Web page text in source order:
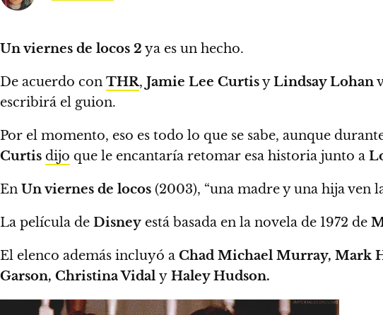
Un viernes de locos 2 ya es un hecho.
De acuerdo con THR, Jamie Lee CurtisyLindsay Lohan
escribirá el guion.
Por el momento, eso es todo lo que se sabe, aunque
Curtis dijo que le encantaría retomar esa historia junto a
En Un viernes de locos (2003), “una madre y una hija ven
La película de Disney está basada en la novela de 1972 de
El elenco además incluyó a Chad Michael Murray, Mark
Garson, Christina Vidal y Haley Hudson.